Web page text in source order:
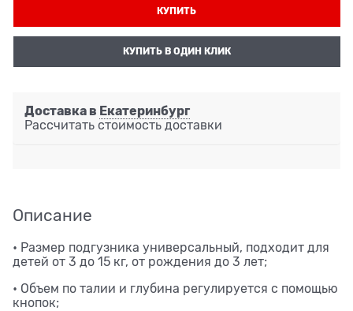
КУПИТЬ
КУПИТЬ В ОДИН КЛИК
Доставка в Екатеринбург
Рассчитать стоимость доставки
Описание
• Размер подгузника универсальный, подходит для
детей от 3 до 15 кг, от рождения до 3 лет;
• Объем по талии и глубина регулируется с помощью
кнопок;